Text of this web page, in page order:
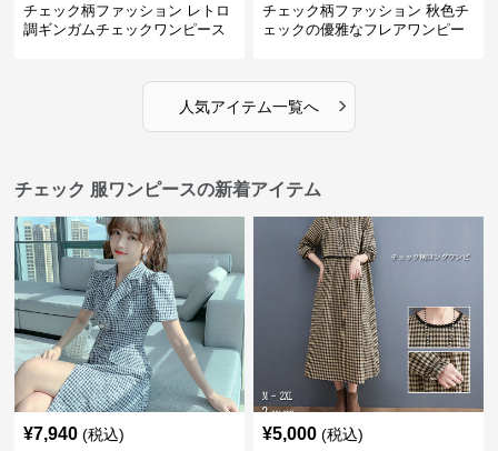
チェック柄ファッション レトロ
調ギンガムチェックワンピース
チェック柄ファッション 秋色チ
ェックの優雅なフレアワンピー
人気アイテム一覧へ ›
チェック 服ワンピースの新着アイテム
¥7,940 (税込) ¥5,000 (税込)